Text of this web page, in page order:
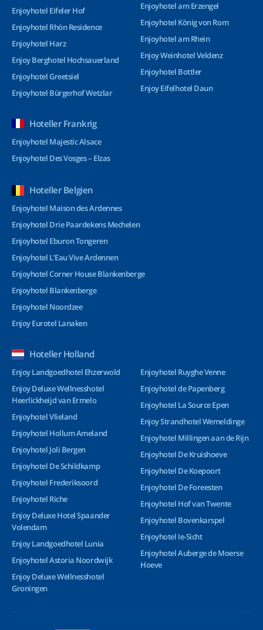
Enjoyhotel Eifeler Hof
Enjoyhotel Rhön Residence
Enjoyhotel Harz
Enjoy Berghotel Hochsauerland
Enjoyhotel Greetsiel
Enjoyhotel Bürgerhof Wetzlar
Enjoyhotel am Erzengel
Enjoyhotel König von Rom
Enjoyhotel am Rhein
Enjoy Weinhotel Veldenz
Enjoyhotel Bottler
Enjoy Eifelhotel Daun
Hoteller Frankrig
Enjoyhotel Majestic Alsace
Enjoyhotel Des Vosges – Elzas
Hoteller Belgien
Enjoyhotel Maison des Ardennes
Enjoyhotel Drie Paardekens Mechelen
Enjoyhotel Eburon Tongeren
Enjoyhotel L’Eau Vive Ardennen
Enjoyhotel Corner House Blankenberge
Enjoyhotel Blankenberge
Enjoyhotel Noordzee
Enjoy Eurotel Lanaken
Hoteller Holland
Enjoy Landgoedhotel Ehzerwold
Enjoy Deluxe Wellnesshotel
Heerlickheijd van Ermelo
Enjoyhotel Vlieland
Enjoyhotel Hollum Ameland
Enjoyhotel Joli Bergen
Enjoyhotel De Schildkamp
Enjoyhotel Frederiksoord
Enjoyhotel Riche
Enjoy Deluxe Hotel Spaander
Volendam
Enjoy Landgoedhotel Lunia
Enjoyhotel Astoria Noordwijk
Enjoy Deluxe Wellnesshotel
Groningen
Enjoyhotel Ruyghe Venne
Enjoyhotel de Papenberg
Enjoyhotel La Source Epen
Enjoy Strandhotel Wemeldinge
Enjoyhotel Millingen aan de Rijn
Enjoyhotel De Kruishoeve
Enjoyhotel De Koepoort
Enjoyhotel De Foreesten
Enjoyhotel Hof van Twente
Enjoyhotel Bovenkarspel
Enjoyhotel Ie-Sicht
Enjoyhotel Auberge de Moerse
Hoeve